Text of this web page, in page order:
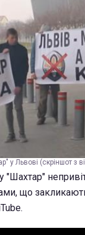
у Львові (скріншот з
що